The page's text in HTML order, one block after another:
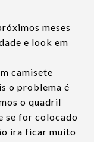
meses
e look em
camisete
o problema é
o quadril
se for colocado
ira ficar muito